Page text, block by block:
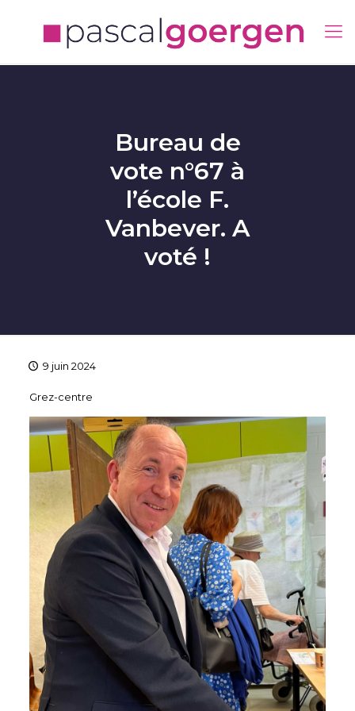
Bureau de
vote n°67 à
l’école F.
Vanbever. A
voté !
9 juin 2024
Grez-centre